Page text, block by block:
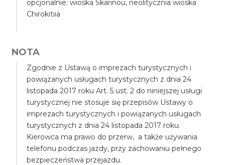
opcjonalnie: wioska Skarinou, neolitycznia wioska
Chirokitiia
NOTA
Zgodnie z Ustawą o imprezach turystycznych i
powiązanych usługach turystycznych z dnia 24
listopada 2017 roku Art. 5 ust. 2 do niniejszej usługi
turystycznej nie stosuje się przepisów Ustawy o
imprezach turystycznych i powiązanych usługach
turystycznych z dnia 24 listopada 2017 roku.
Kierowca ma prawo do przerw, a także używania
telefonu podczas jazdy, przy zachowaniu pełnego
bezpieczeństwa przejazdu.